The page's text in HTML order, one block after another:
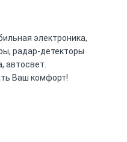
электроника,
радар-детекторы
автосвет.
Ваш комфорт!